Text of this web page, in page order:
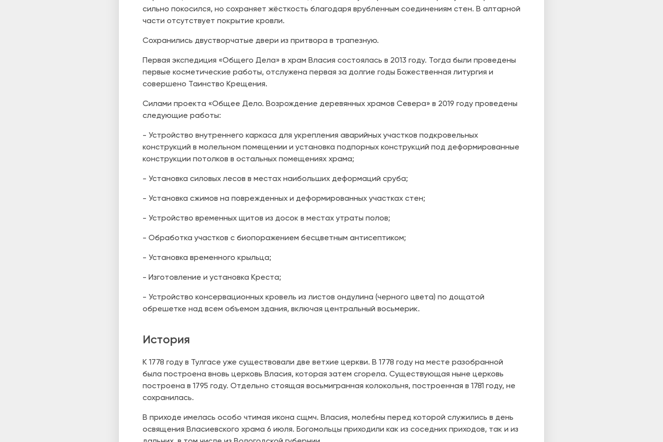
сильно покосился, но сохраняет жёсткость благодаря врубленным соединениям стен. В алтарной
части отсутствует покрытие кровли.
Сохранились двустворчатые двери из притвора в трапезную.
Первая экспедиция «Общего Дела» в храм Власия состоялась в 2013 году. Тогда были проведены
первые косметические работы, отслужена первая за долгие годы Божественная литургия и
совершено Таинство Крещения.
Силами проекта «Общее Дело. Возрождение деревянных храмов Севера» в 2019 году проведены
следующие работы:
- Устройство внутреннего каркаса для укрепления аварийных участков подкровельных
конструкций в молельном помещении и установка подпорных конструкций под деформированные
конструкции потолков в остальных помещениях храма;
- Установка силовых лесов в местах наибольших деформаций сруба;
- Установка сжимов на поврежденных и деформированных участках стен;
- Устройство временных щитов из досок в местах утраты полов;
- Обработка участков с биопоражением бесцветным антисептиком;
- Установка временного крыльца;
- Изготовление и установка Креста;
- Устройство консервационных кровель из листов ондулина (черного цвета) по дощатой
обрешетке над всем объемом здания, включая центральный восьмерик.
История
К 1778 году в Тулгасе уже существовали две ветхие церкви. В 1778 году на месте разобранной
была построена вновь церковь Власия, которая затем сгорела. Существующая ныне церковь
построена в 1795 году. Отдельно стоящая восьмигранная колокольня, построенная в 1781 году, не
сохранилась.
В приходе имелась особо чтимая икона сщмч. Власия, молебны перед которой служились в день
освящения Власиевского храма 6 июля. Богомольцы приходили как из соседних приходов, так и из